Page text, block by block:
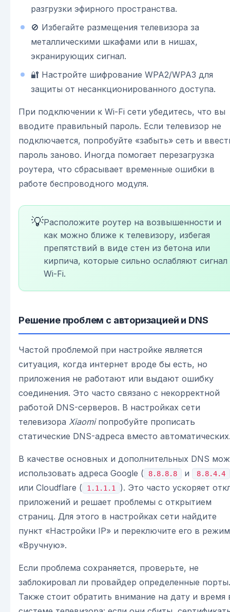
разгрузки эфирного пространства.
🚫 Избегайте размещения телевизора за
металлическими шкафами или в нишах,
экранирующих сигнал.
🔐 Настройте шифрование WPA2/WPA3 для
защиты от несанкционированного доступа.
При подключении к Wi-Fi сети убедитесь, что вы
вводите правильный пароль. Если телевизор не
подключается, попробуйте «забыть» сеть и
пароль заново. Иногда помогает перезагрузка
роутера, что сбрасывает временные ошибки в
работе беспроводного модуля.
💡Расположите роутер на возвышенности и
как можно ближе к телевизору, избегая
препятствий в виде стен из бетона или
кирпича, которые сильно ослабляют сигнал
Wi-Fi.
Решение проблем с авторизацией и DNS
Частой проблемой при настройке является
ситуация, когда интернет вроде бы есть, но
приложения не работают или выдают ошибку
соединения. Это часто связано с некорректной
работой DNS-серверов. В настройках сети
телевизора Xiaomiпопробуйте прописать
статические DNS-адреса вместо
В качестве основных и дополнительных DNS
использовать адреса Google (
8.8.8.8 и 8.8.4.4
или Cloudflare ( 1.1.1.1
). Это часто ускоряет
приложений и решает проблемы с открытием
страниц. Для этого в настройках сети найдите
пункт «Настройки IP» и переключите его в режим
«Вручную».
Если проблема сохраняется, проверьте, не
заблокировал ли провайдер определенные порты.
Также стоит обратить внимание на дату и время